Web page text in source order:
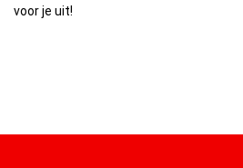
voor je uit!